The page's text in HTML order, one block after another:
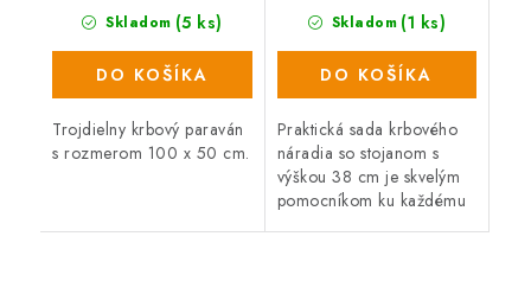
Skladom (5 ks)
DO KOŠÍKA
Trojdielny krbový paraván
s rozmerom 100 x 50 cm.
Skladom (1 ks)
DO KOŠÍKA
Praktická sada krbového
náradia so stojanom s
výškou 38 cm je skvelým
pomocníkom ku každému